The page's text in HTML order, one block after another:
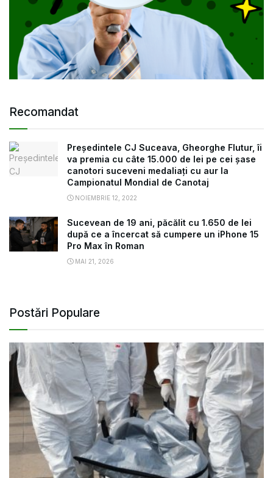
Recomandat
Președintele CJ Suceava, Gheorghe Flutur, îi
va premia cu câte 15.000 de lei pe cei șase
canotori suceveni medaliați cu aur la
Campionatul Mondial de Canotaj
NOIEMBRIE 12, 2022
Sucevean de 19 ani, păcălit cu 1.650 de lei
după ce a încercat să cumpere un iPhone 15
Pro Max în Roman
MAI 21, 2026
Postări Populare